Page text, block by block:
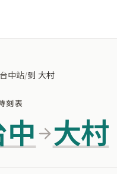
台中站/到 大村
刻表
中 大村